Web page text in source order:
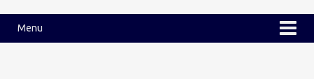
Menu